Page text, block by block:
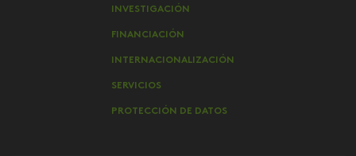
INVESTIGACIÓN
FINANCIACIÓN
INTERNACIONALIZACIÓN
SERVICIOS
PROTECCIÓN DE DATOS